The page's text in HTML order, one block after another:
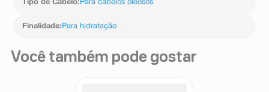
Tipo de Cabelo: Para cabelos oleosos
Finalidade: Para hidratação
Você também pode gostar